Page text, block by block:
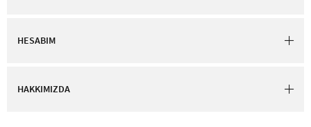
HESABIM
HAKKIMIZDA